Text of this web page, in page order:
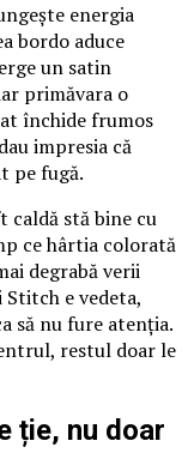
energia
bordo aduce
un satin
primăvara o
închide frumos
impresia că
pe fugă.
caldă stă bine cu
ce hârtia colorată
degrabă verii
e vedeta,
să nu fure atenția.
restul doar le
ție, nu doar